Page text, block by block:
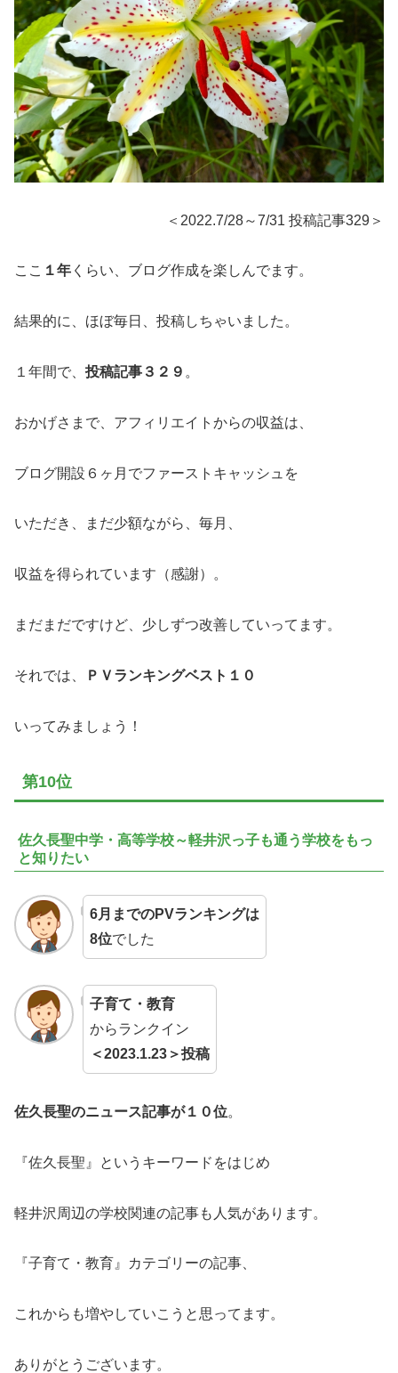
＜2022.7/28～7/31 投稿記事329＞
ここ １年 くらい、ブログ作成を楽しんでます。
結果的に、ほぼ毎日、投稿しちゃいました。
１年間で、 投稿記事３２９ 。
おかげさまで、アフィリエイトからの収益は、
ブログ開設６ヶ月でファーストキャッシュを
いただき、まだ少額ながら、毎月、
収益を得られています（感謝）。
まだまだですけど、少しずつ改善していってます。
それでは、 ＰＶランキングベスト１０
いってみましょう！
第10位
佐久長聖中学・高等学校～軽井沢っ子も通う学校をもっ
と知りたい
6月までのPVランキングは
8位でした
子育て・教育
からランクイン
＜2023.1.23＞投稿
佐久長聖のニュース記事が１０位。
『佐久長聖』というキーワードをはじめ
軽井沢周辺の学校関連の記事も人気があります。
『子育て・教育』カテゴリーの記事、
これからも増やしていこうと思ってます。
ありがとうございます。